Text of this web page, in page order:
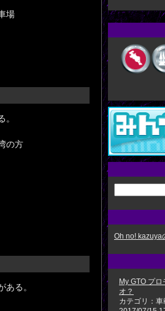
場
。
の方
ある。
Oh no! kazuya
My GTO プ
オ？
カテゴリ：